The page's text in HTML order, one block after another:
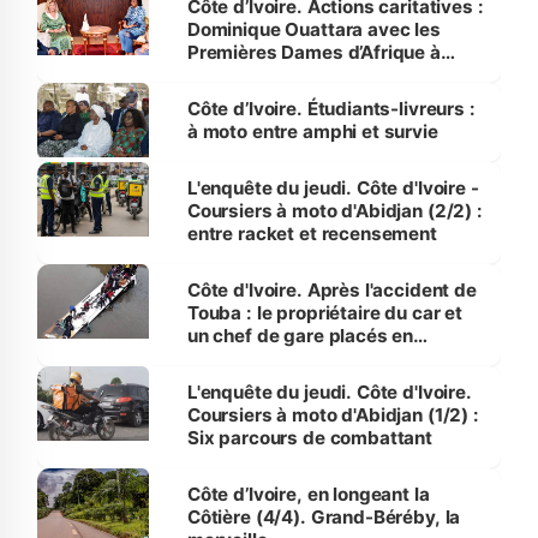
Côte d’Ivoire. Actions caritatives :
Dominique Ouattara avec les
Premières Dames d’Afrique à
Côte d’Ivoire. Étudiants-livreurs :
à moto entre amphi et survie
L'enquête du jeudi. Côte d'Ivoire -
Coursiers à moto d'Abidjan (2/2) :
entre racket et recensement
Côte d'Ivoire. Après l'accident de
Touba : le propriétaire du car et
un chef de gare placés en
L'enquête du jeudi. Côte d'Ivoire.
Coursiers à moto d'Abidjan (1/2) :
Six parcours de combattant
Côte d’Ivoire, en longeant la
Côtière (4/4). Grand-Béréby, la